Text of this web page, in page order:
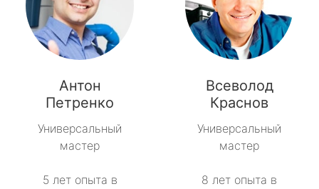
Антон
Петренко
Универсальный
мастер
5 лет опыта в
Всеволод
Краснов
Универсальный
мастер
8 лет опыта в